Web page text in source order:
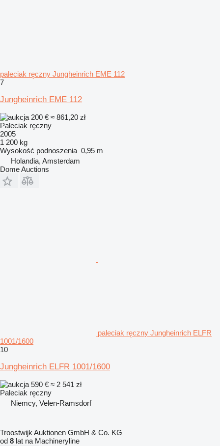
paleciak ręczny Jungheinrich EME 112
7
Jungheinrich EME 112
200 € ≈ 861,20 zł
Paleciak ręczny
2005
1 200 kg
Wysokość podnoszenia 0,95 m
Holandia, Amsterdam
Dome Auctions
paleciak ręczny Jungheinrich ELFR
1001/1600
10
Jungheinrich ELFR 1001/1600
590 € ≈ 2 541 zł
Paleciak ręczny
Niemcy, Velen-Ramsdorf
Troostwijk Auktionen GmbH & Co. KG
od 8 lat na Machineryline